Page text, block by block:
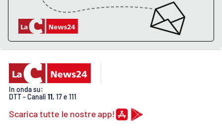
Eventi
Food
Storie
LAC
NETWORK
In onda su:
DTT - Canali 11, 17 e 111
Scarica tutte le nostre app!